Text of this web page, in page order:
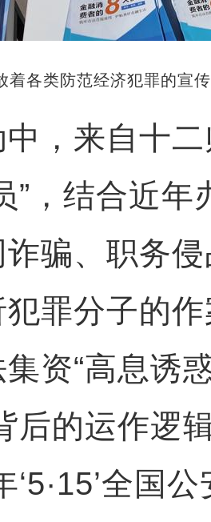
着各类防范经济犯罪的宣
来自十二
”，结合近年
骗、职务
罪分子的
资“高息诱
后的运作逻
全国公